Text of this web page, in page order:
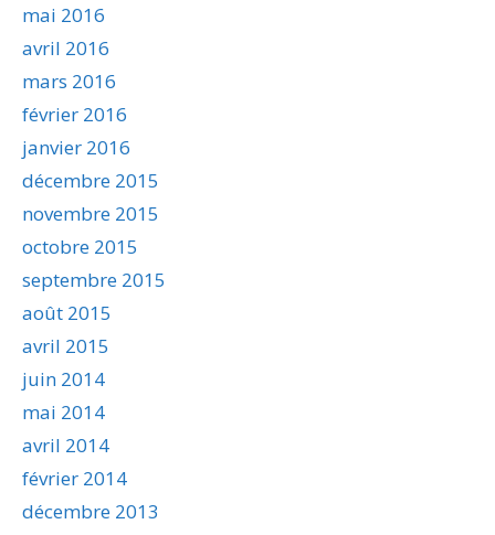
mai 2016
avril 2016
mars 2016
février 2016
janvier 2016
décembre 2015
novembre 2015
octobre 2015
septembre 2015
août 2015
avril 2015
juin 2014
mai 2014
avril 2014
février 2014
décembre 2013